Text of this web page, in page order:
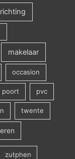
makelaar
occasion
poort pvc
twente
zutphen